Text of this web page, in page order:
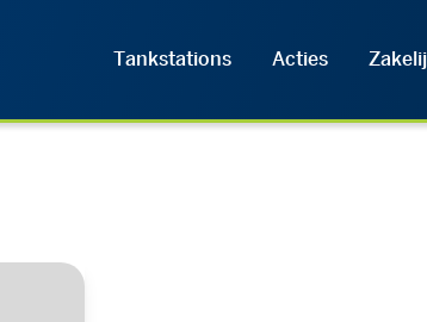
Tankstations Acties